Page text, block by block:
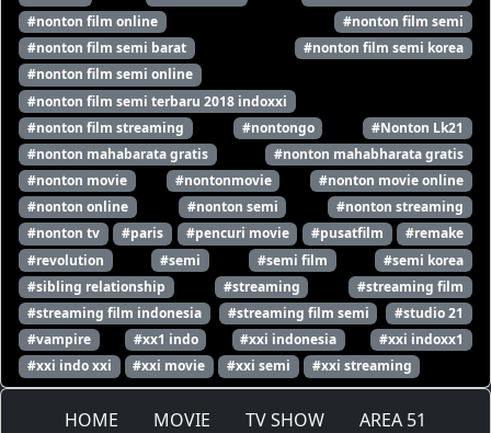
#nonton film online
#nonton film semi
#nonton film semi barat
#nonton film semi korea
#nonton film semi online
#nonton film semi terbaru 2018 indoxxi
#nonton film streaming
#nontongo
#Nonton Lk21
#nonton mahabarata gratis
#nonton mahabharata gratis
#nonton movie
#nontonmovie
#nonton movie online
#nonton online
#nonton semi
#nonton streaming
#nonton tv
#paris #pencuri movie #pusatfilm
#remake
#revolution
#semi #semi film
#semi korea
#sibling relationship
#streaming
#streaming film
#streaming film indonesia
#streaming film semi
#studio 21
#vampire
#xx1 indo #xxi indonesia
#xxi indoxx1
#xxi indo xxi
#xxi movie #xxi semi #xxi streaming
HOME MOVIE TV SHOW
AREA 51